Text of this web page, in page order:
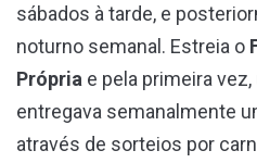
sábados à tarde, e
noturno semanal. Estreia o
Própria e pela primeira
entregava semanalmente
através de sorteios por